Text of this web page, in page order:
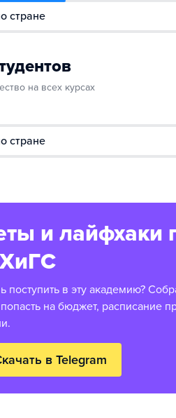
стране
на всех курсах
стране
и лайфхаки
поступить в эту академию?
на бюджет, расписание
в Telegram